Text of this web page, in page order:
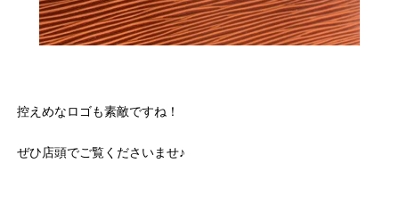
控えめなロゴも素敵ですね！
ぜひ店頭でご覧くださいませ♪